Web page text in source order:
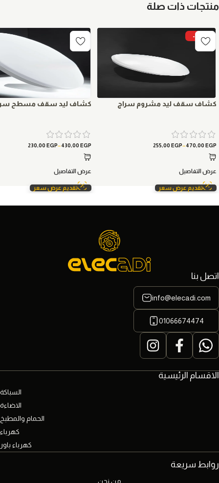
منتجات ذات صلة
-9%
كشاف سقف ليد مشروم سراج
255,00 EGP–470,00 EGP
عرض التفاصيل
تقديم عرض سعر
كشاف ليد سقف مسطح
230,00 EGP–430,00 EGP
عرض التفاصيل
تقديم عرض سعر
الاقسام الرئيسية
السباكة
الاضاءة
الحمام والمطبخ
كهرباء
كهرباء باور
اتصل بنا
info@elecadi.com
01066674474
روابط سريعة
من نحن